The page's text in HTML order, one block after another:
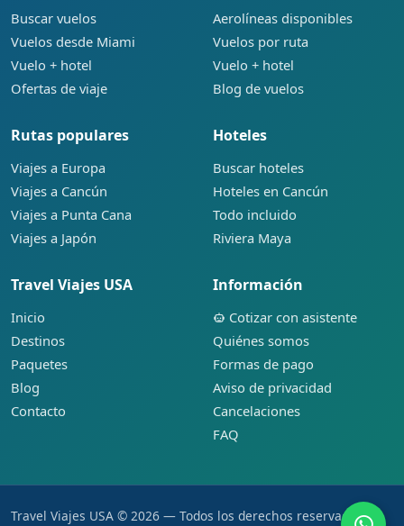
Buscar vuelos
Vuelos desde Miami
Vuelo + hotel
Ofertas de viaje
Aerolíneas disponibles
Vuelos por ruta
Vuelo + hotel
Blog de vuelos
Rutas populares
Viajes a Europa
Viajes a Cancún
Viajes a Punta Cana
Viajes a Japón
Hoteles
Buscar hoteles
Hoteles en Cancún
Todo incluido
Riviera Maya
Travel Viajes USA
Inicio
Destinos
Paquetes
Blog
Contacto
Información
Cotizar con asistente
Quiénes somos
Formas de pago
Aviso de privacidad
Cancelaciones
FAQ
Travel Viajes USA © 2026 — Todos los derechos reservados.